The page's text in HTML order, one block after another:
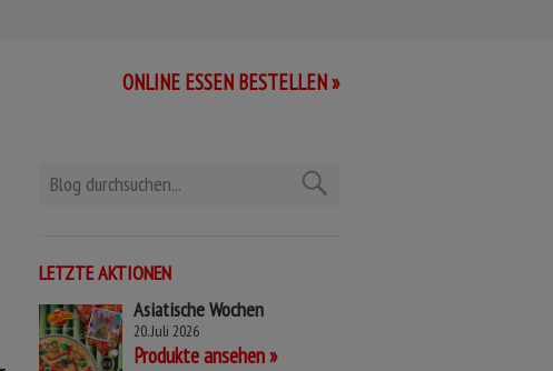
ONLINE ESSEN BESTELLEN »
LETZTE AKTIONEN
Asiatische Wochen
20. Juli 2026
Produkte ansehen